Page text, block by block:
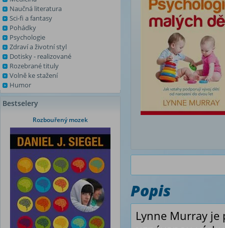
Naučná literatura
Sci-fi a fantasy
Pohádky
Psychologie
Zdraví a životní styl
Dotisky - realizované
Rozebrané tituly
Volně ke stažení
Humor
Bestselery
Rozbouřený mozek
Popis
Lynne Murray je